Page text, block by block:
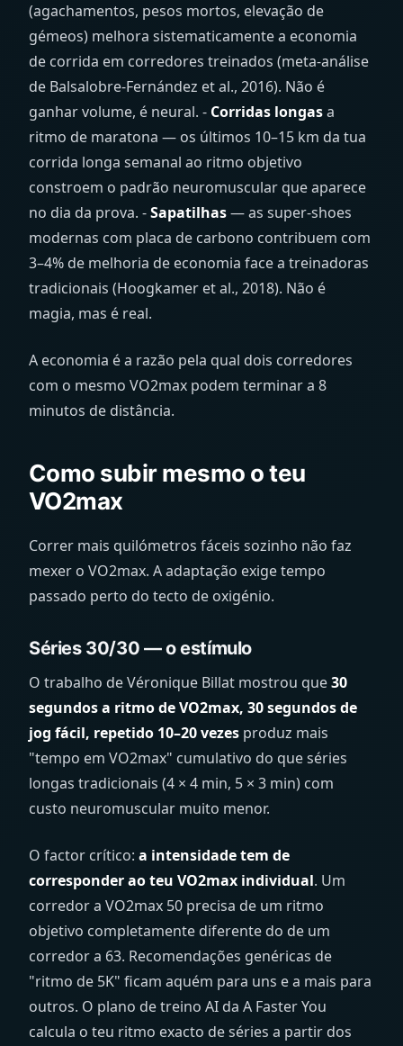
(agachamentos, pesos mortos, elevação de
gémeos) melhora sistematicamente a economia
de corrida em corredores treinados (meta-análise
de Balsalobre-Fernández et al., 2016). Não é
ganhar volume, é neural. - Corridas longasa
ritmo de maratona — os últimos 10–15 km da tua
corrida longa semanal ao ritmo objetivo
constroem o padrão neuromuscular que aparece
no dia da prova. -Sapatilhas— as super-shoes
modernas com placa de carbono contribuem com
3–4% de melhoria de economia face a treinadoras
tradicionais (Hoogkamer et al., 2018). Não é
magia, mas é real.
A economia é a razão pela qual dois corredores
com o mesmo VO2max podem terminar a 8
minutos de distância.
Como subir mesmo o teu
VO2max
Correr mais quilómetros fáceis sozinho não faz
mexer o VO2max. A adaptação exige tempo
passado perto do tecto de oxigénio.
Séries 30/30 — o estímulo
O trabalho de Véronique Billat mostrou que30
segundos a ritmo de VO2max, 30 segundos de
jog fácil, repetido 10–20 vezes produz mais
"tempo em VO2max" cumulativo do que séries
longas tradicionais (4 × 4 min, 5 × 3 min) com
custo neuromuscular muito menor.
O factor crítico: a intensidade tem de
corresponder ao teu VO2max individual. Um
corredor a VO2max 50 precisa de um ritmo
objetivo completamente diferente do de um
corredor a 63. Recomendações genéricas de
"ritmo de 5K" ficam aquém para uns e a mais para
outros. O plano de treino AI da A Faster You
calcula o teu ritmo exacto de séries a partir dos